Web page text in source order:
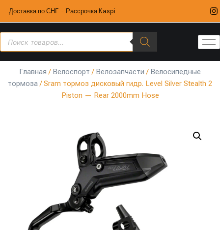
Доставка по СНГ · Рассрочка Kaspi
Главная / Велоспорт / Велозапчасти / Велосипедные
тормоза/ Sram тормоз дисковый гидр. Level Silver Stealth 2
Piston — Rear 2000mm Hose